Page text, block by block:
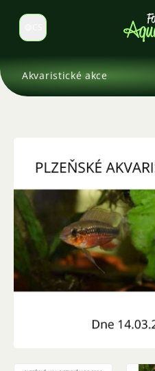
Select language
Akvaristické akce